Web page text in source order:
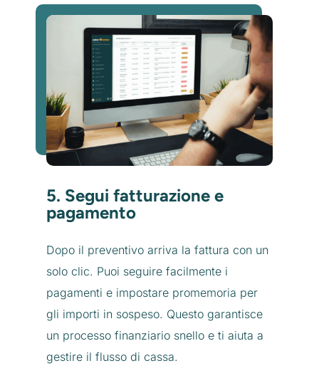
5. Segui fatturazione e
pagamento
Dopo il preventivo arriva la fattura con un
solo clic. Puoi seguire facilmente i
pagamenti e impostare promemoria per
gli importi in sospeso. Questo garantisce
un processo finanziario snello e ti aiuta a
gestire il flusso di cassa.